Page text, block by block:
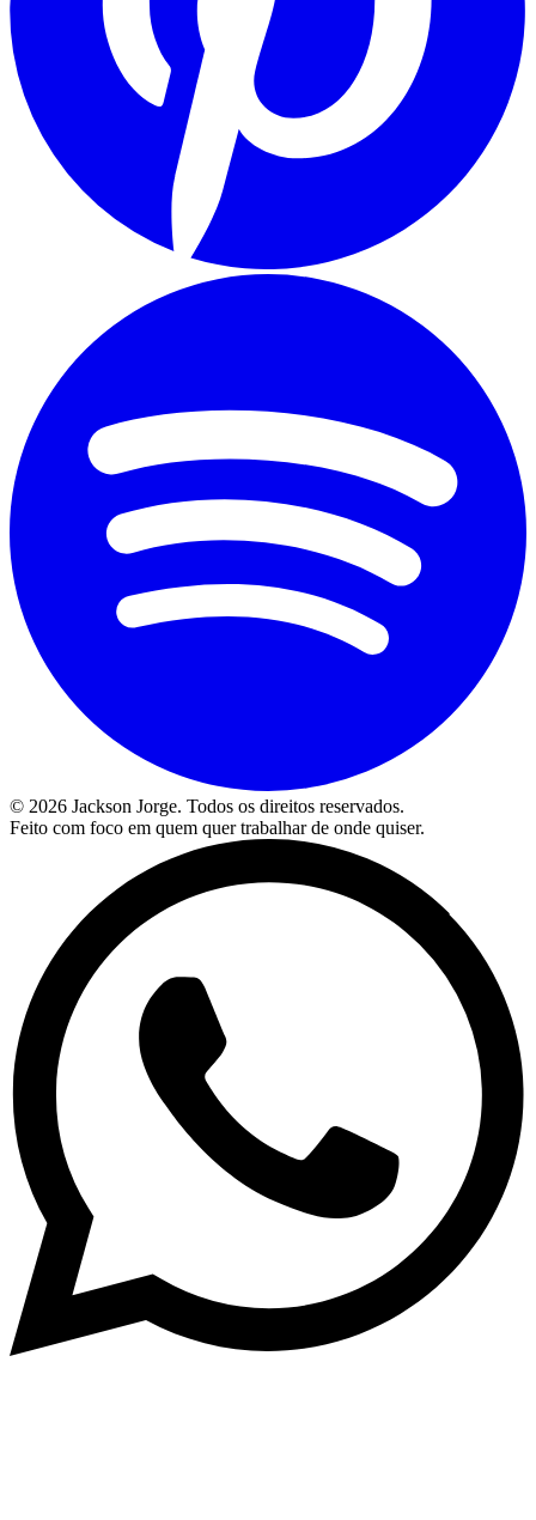
© 2026 Jackson Jorge. Todos os direitos reservados.
Feito com foco em quem quer trabalhar de onde quiser.